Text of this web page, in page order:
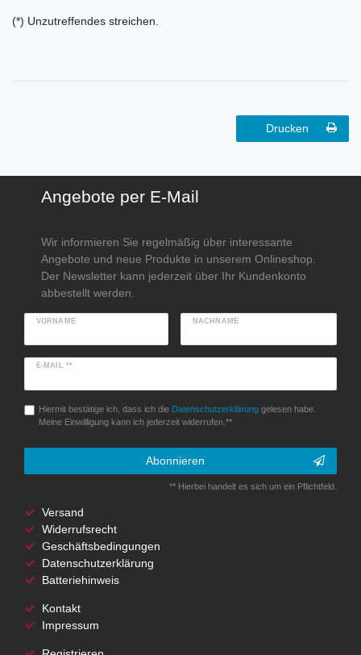
(*) Unzutreffendes streichen.
Drucken
Angebote per E-Mail
Wir informieren Sie regelmäßig über interessante
Angebote und neue Produkte in unserem Onlineshop.
Der Newsletter kann jederzeit über Ihr Kundenkonto
abbestellt werden.
VORNAME NACHNAME
E-MAIL **
Hiermit bestätige ich, dass ich die Daten­schutz­erklärunggelesen habe.
Meine Einwilligung kann ich jederzeit widerrufen.**
Abonnieren
** Hierbei handelt es sich um ein Pflichtfeld.
Versand
Widerrufsrecht
Geschäftsbedingungen
Datenschutzerklärung
Batteriehinweis
Kontakt
Impressum